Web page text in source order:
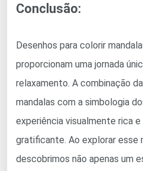
Conclusão:
Desenhos para colorir
proporcionam uma jornada
relaxamento. A combinação
mandalas com a simbologia
experiência visualmente rica
gratificante. Ao explorar esse
descobrimos não apenas um